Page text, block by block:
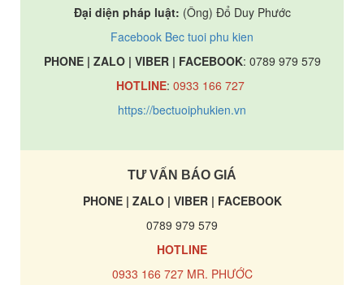
Đại diện pháp luật: (Ông) Đổ Duy Phước
Facebook Bec tuoi phu kien
PHONE | ZALO | VIBER | FACEBOOK: 0789 979 579
HOTLINE: 0933 166 727
https://bectuoiphukien.vn
TƯ VẤN BÁO GIÁ
PHONE | ZALO | VIBER | FACEBOOK
0789 979 579
HOTLINE
0933 166 727 MR. PHƯỚC